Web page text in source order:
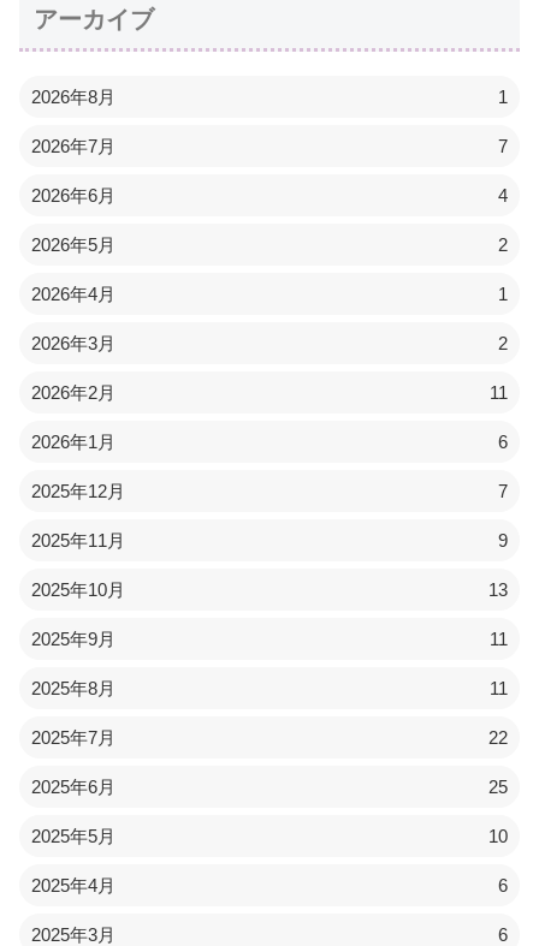
アーカイブ
2026年8月 1
2026年7月 7
2026年6月 4
2026年5月 2
2026年4月 1
2026年3月 2
2026年2月 11
2026年1月 6
2025年12月 7
2025年11月 9
2025年10月 13
2025年9月 11
2025年8月 11
2025年7月 22
2025年6月 25
2025年5月 10
2025年4月 6
2025年3月 6